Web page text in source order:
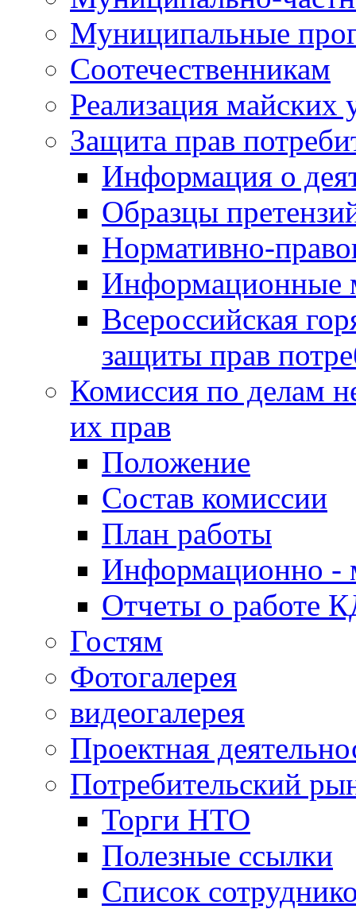
Муниципальные
Соотечественникам
Реализация майских
Защита прав
Информация о
Образцы
Нормативно-
Информационные
Всероссийская
защиты прав
Комиссия по делам
их прав
Положение
Состав комиссии
План работы
Информационно -
Отчеты о работе
Гостям
Фотогалерея
видеогалерея
Проектная
Потребительский
Торги НТО
Полезные ссылки
Список